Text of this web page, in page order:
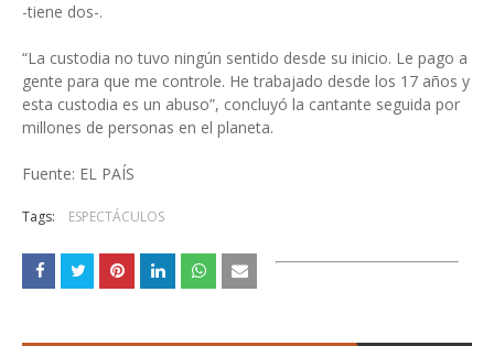
-tiene dos-.
“La custodia no tuvo ningún sentido desde su inicio. Le pago a
gente para que me controle. He trabajado desde los 17 años y
esta custodia es un abuso”, concluyó la cantante seguida por
millones de personas en el planeta.
Fuente: EL PAÍS
Tags: ESPECTÁCULOS